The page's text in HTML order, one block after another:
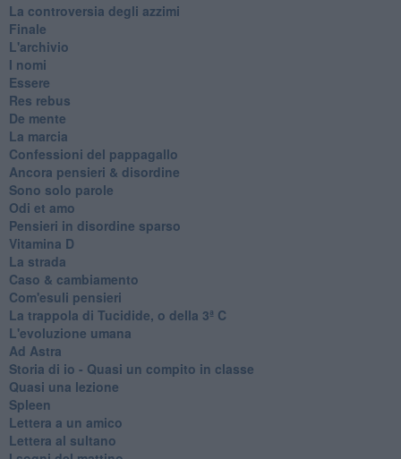
La controversia degli azzimi
Finale
L'archivio
I nomi
Essere
Res rebus
De mente
La marcia
Confessioni del pappagallo
Ancora pensieri & disordine
Sono solo parole
Odi et amo
Pensieri in disordine sparso
Vitamina D
La strada
Caso & cambiamento
Com'esuli pensieri
La trappola di Tucidide, o della 3ª C
L'evoluzione umana
Ad Astra
Storia di io - Quasi un compito in classe
Quasi una lezione
Spleen
Lettera a un amico
Lettera al sultano